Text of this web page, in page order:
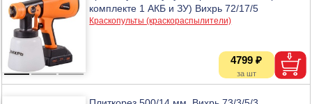
комплекте 1 АКБ и ЗУ) Вихрь 72/17/5
Краскопульты (краскораспылители)
4799 ₽